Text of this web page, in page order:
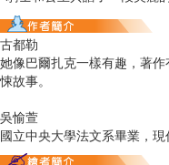
古都勒
她像巴爾扎克一樣有趣，著
悚故事。
吳愉萱
國立中央大學法文系畢業，